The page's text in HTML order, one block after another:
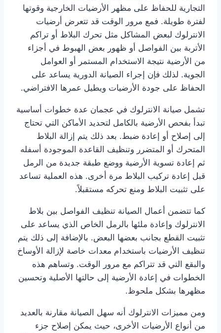
التجارية للحفاظ على مظهر الأرضيات الخارجية وقوتها
لفترة طويلة. فمع مرور الوقت قد تتعرض أرضيات
الانترلوك لبعض المشاكل مثل تحرك البلاط أو تراكم
الأتربة بين الفواصل أو ظهور بعض الهبوط في أجزاء
من الأرضية نتيجة الاستخدام المستمر أو العوامل
الجوية. لذلك فإن إجراء الصيانة الدورية يساعد على
الحفاظ على جودة الأرضيات ويطيل عمرها الافتراضي.
تشمل صيانة الانترلوك في عجمان عدة خطوات أساسية
تبدأ بفحص الأرضية بالكامل لتحديد الأماكن التي تحتاج
إلى إصلاح أو إعادة ضبط. بعد ذلك يتم إزالة البلاط
المتحرك أو المتضرر وتنظيف القاعدة الموجودة أسفله
ثم إعادة تسوية الأرضية ووضع طبقة جديدة من الرمل
قبل إعادة تركيب البلاط مرة أخرى. هذه العملية تساعد
على تثبيت البلاط ومنع تحركه مستقبلاً.
كما تتضمن أعمال الصيانة تنظيف الفواصل بين بلاط
الانترلوك وإعادة ملئها بالرمل الخاص الذي يساعد على
تثبيت القطع بجانب بعضها البعض. بالإضافة إلى ذلك يتم
تنظيف الأرضيات باستخدام معدات خاصة لإزالة الأوساخ
والبقع التي قد تتراكم مع مرور الوقت. وتساهم هذه
الخطوات في إعادة الأرضية إلى حالتها الأصلية وتحسين
مظهرها بشكل ملحوظ.
ومن مميزات الانترلوك أنه سهل الصيانة مقارنة بالعديد
من أنواع الأرضيات الأخرى، حيث يمكن إصلاح جزء